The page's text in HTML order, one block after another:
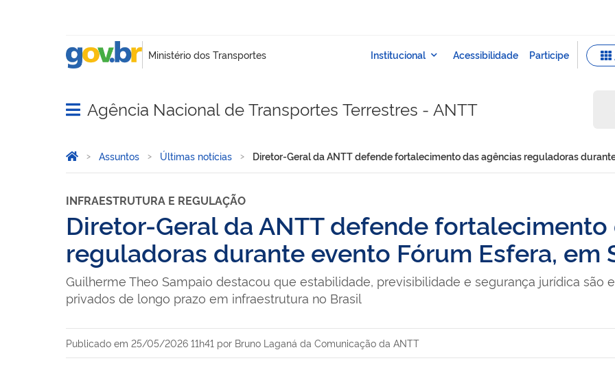
Abrir menu principal de navegação
Agência Nacional de Transportes Terrestres - ANTT
Você está aqui:
Página Inicial
Assuntos Últimas notícias Diretor-Geral da ANTT defende fortalecimento das agências reguladoras
INFRAESTRUTURA E REGULAÇÃO
Diretor-Geral da ANTT defende fortalecimento
reguladoras durante evento Fórum Esfera, em
Guilherme Theo Sampaio destacou que estabilidade, previsibilidade e segurança jurídica são
privados de longo prazo em infraestrutura no Brasil
Publicado em 25/05/2026 11h41 por Bruno Laganá da Comunicação da ANTT